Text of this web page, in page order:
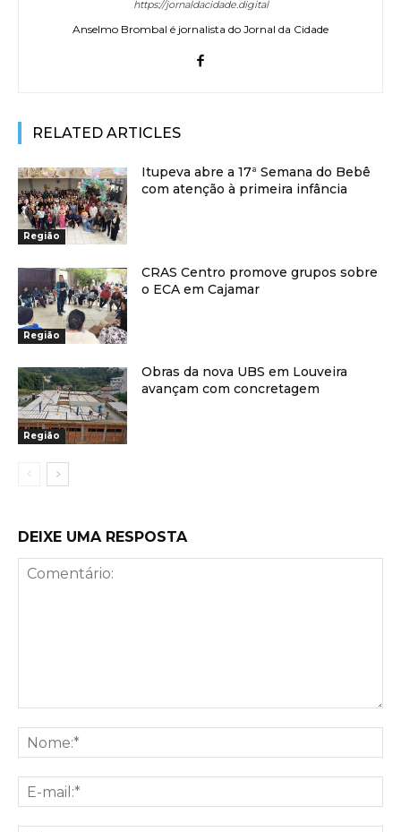
https://jornaldacidade.digital
Anselmo Brombal é jornalista do Jornal da Cidade
RELATED ARTICLES
Região
Itupeva abre a 17ª Semana do Bebê
com atenção à primeira infância
Região
CRAS Centro promove grupos sobre
o ECA em Cajamar
Região
Obras da nova UBS em Louveira
avançam com concretagem
DEIXE UMA RESPOSTA